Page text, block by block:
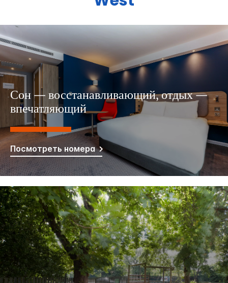
Сон — восстанавливающий, отдых —
впечатляющий
Посмотреть номера